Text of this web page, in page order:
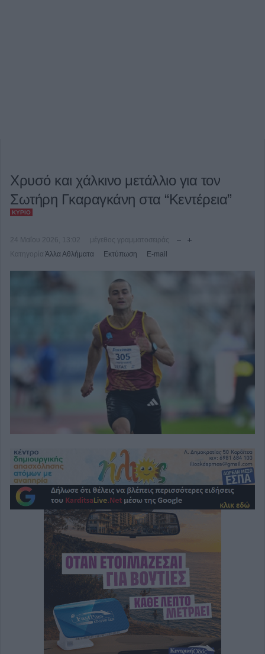
Χρυσό και χάλκινο μετάλλιο για τον
Σωτήρη Γκαραγκάνη στα “Κεντέρεια”
ΚΎΡΙΟ
24 Μαΐου 2026, 13:02
μέγεθος γραμματοσειράς
Κατηγορία Άλλα Αθλήματα Εκτύπωση E-mail